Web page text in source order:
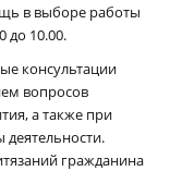
в выборе работы
до 10.00.
консультации
вопросов
а также при
гражданина